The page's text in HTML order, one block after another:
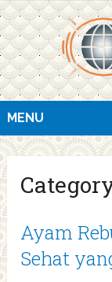
MENU
Ayam
Sehat